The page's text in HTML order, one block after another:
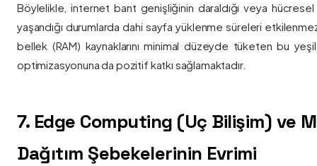
Böylelikle, internet bant genişliğinin daraldığı veya
yaşandığı durumlarda dahi sayfa yüklenme süreleri
bellek (RAM) kaynaklarını minimal düzeyde tüketen bu yeşil
optimizasyonuna da pozitif katkı sağlamaktadır.
7. Edge Computing (Uç Bilişim) ve
Dağıtım Şebekelerinin Evrimi